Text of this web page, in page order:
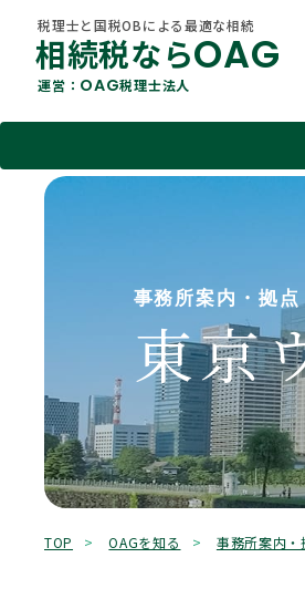
税理士と国税OBによる最適な相続
相続税ならOAG
運営： OAG税理士法人
相続税ならOAG
相続コラム
キーワード検索
当
事務所案内・拠点
東京
TOP OAGを知る 事務所案内・